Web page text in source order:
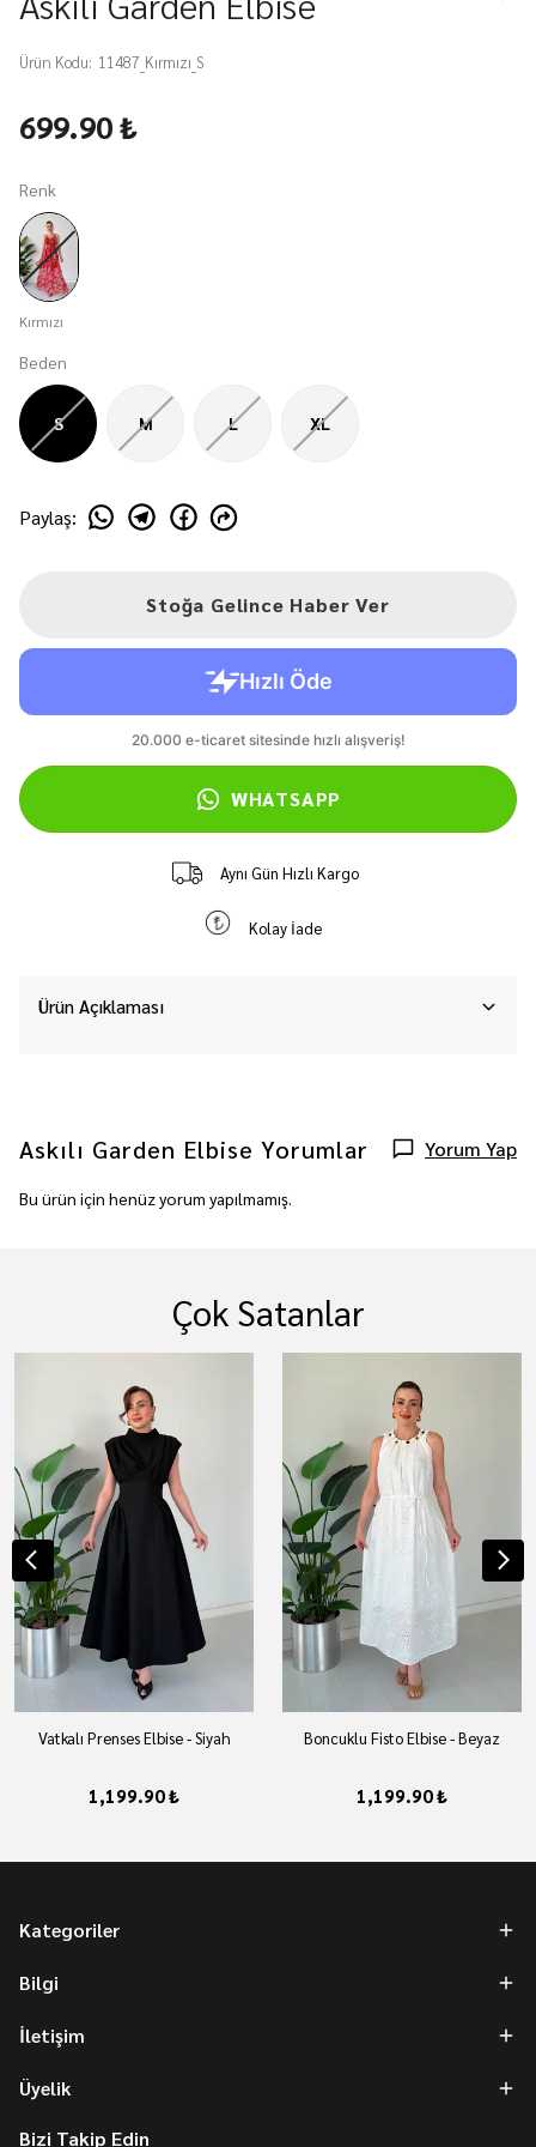
Ürün Kodu: 11487_Kırmızı_S
699.90 ₺
Renk
Kırmızı
Beden
S M L XL
Paylaş:
Stoğa Gelince Haber Ver
WHATSAPP
Aynı Gün Hızlı Kargo
Kolay İade
Ürün Açıklaması
Askılı Garden Elbise Yorumlar Yorum Yap
Bu ürün için henüz yorum yapılmamış.
Çok Satanlar
Vatkalı Prenses Elbise - Siyah
1,199.90 ₺
Boncuklu Fisto Elbise - Beyaz
1,199.90 ₺
Kategoriler
Bilgi
İletişim
Üyelik
Bizi Takip Edin